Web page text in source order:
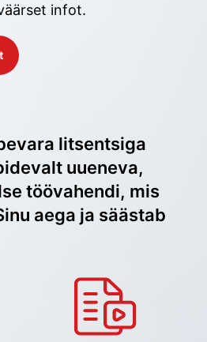
infot.
litsentsiga
uueneva,
töövahendi, mis
aega ja säästab